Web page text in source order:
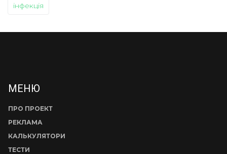
інфекція
МЕНЮ
ПРО ПРОЕКТ
РЕКЛАМА
КАЛЬКУЛЯТОРИ
ТЕСТИ